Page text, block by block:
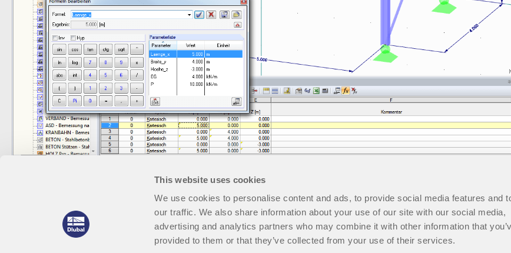
This website uses cookies
We use cookies to personalise content and ads, to provide social media features and
our traffic. We also share information about your use of our site with our social media,
advertising and analytics partners who may combine it with other information that
provided to them or that they’ve collected from your use of their services.